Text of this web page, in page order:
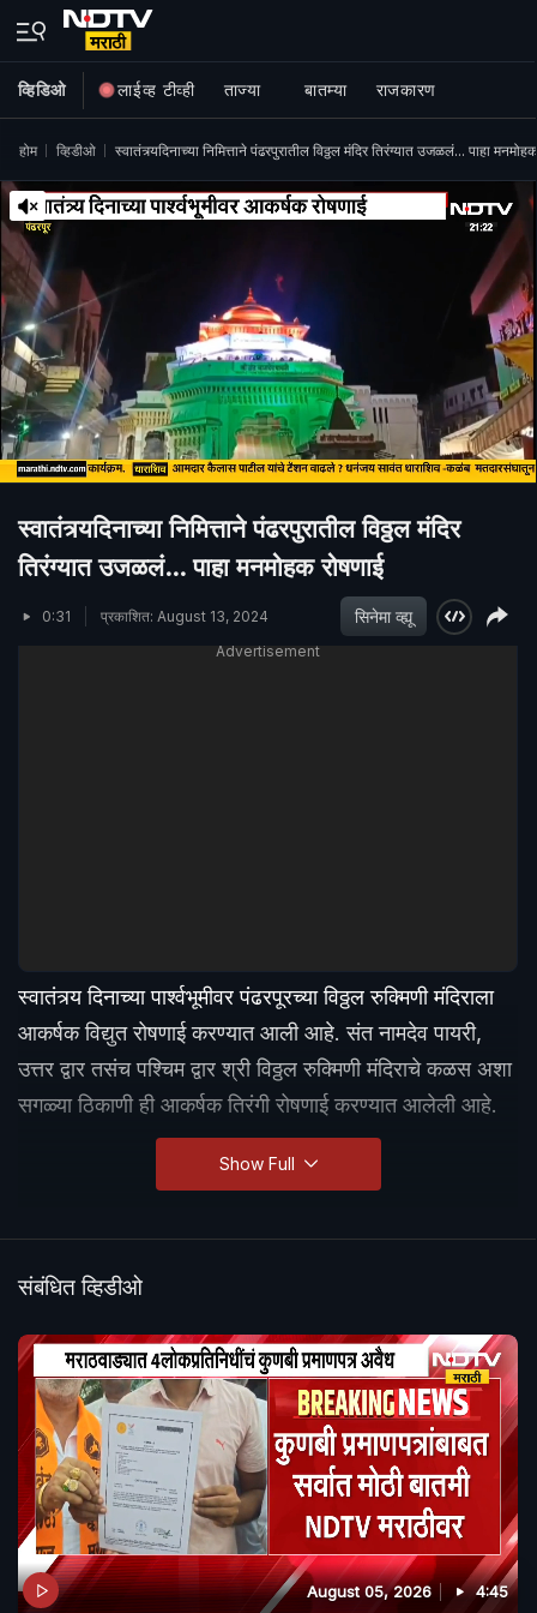
व्हिडिओ लाईव्ह टीव्ही ताज्या बातम्या राजकारण
होम व्हिडीओ स्वातंत्र्यदिनाच्या निमित्ताने पंढरपुरातील विठ्ठल मंदिर तिरंग्यात उजळलं... पाहा
स्वातंत्र्यदिनाच्या निमित्ताने पंढरपुरातील विठ्ठल मंदिर
तिरंग्यात उजळलं... पाहा मनमोहक रोषणाई
0:31 प्रकाशित: August 13, 2024 सिनेमा व्ह्यू
Advertisement
स्वातंत्र्य दिनाच्या पार्श्वभूमीवर पंढरपूरच्या विठ्ठल रुक्मिणी मंदिराला
आकर्षक विद्युत रोषणाई करण्यात आली आहे. संत नामदेव पायरी,
उत्तर द्वार तसंच पश्चिम द्वार श्री विठ्ठल रुक्मिणी मंदिराचे कळस अशा
सगळ्या ठिकाणी ही आकर्षक तिरंगी रोषणाई करण्यात आलेली आहे.
Show Full
संबंधित व्हिडीओ
August 05, 2026 4:45